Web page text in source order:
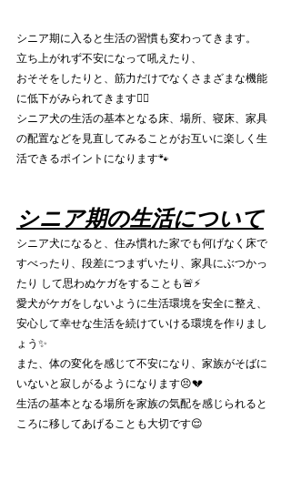
シニア期に入ると生活の習慣も変わってきます。
立ち上がれず不安になって吼えたり、
おそそをしたりと、筋力だけでなくさまざまな機能
に低下がみられてきます😵‍💫
シニア犬の生活の基本となる床、場所、寝床、家具
の配置などを見直してみることがお互いに楽しく生
活できるポイントになります🐾
シニア期の生活について
シニア犬になると、住み慣れた家でも何げなく床で
すべったり、段差につまずいたり、家具にぶつかっ
たり して思わぬケガをすることも🚨⚡️
愛犬がケガをしないように生活環境を安全に整え、
安心して幸せな生活を続けていける環境を作りまし
ょう✨
また、体の変化を感じて不安になり、家族がそばに
いないと寂しがるようになります😣💔
生活の基本となる場所を家族の気配を感じられると
ころに移してあげることも大切です😌